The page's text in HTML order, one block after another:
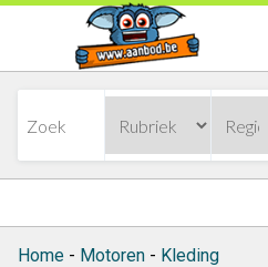
Home - Motoren - Kleding